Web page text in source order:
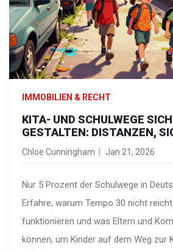
IMMOBILIEN & RECHT
KITA- UND SCHULWEGE
GESTALTEN: DISTANZEN,
LÖSUNGEN AM WOHNORT
Chloe Cunningham Jan 21, 2026
Nur 5 Prozent der Schulwege in
Erfahre, warum Tempo 30 nicht
funktionieren und was Eltern und
können, um Kinder auf dem Weg zur